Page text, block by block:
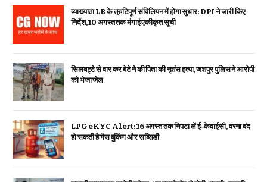
व्याख्याता LB के त्रुटिपूर्ण संविलियन में होगा सुधार: DPI ने जारी किए
निर्देश, 10 अगस्त तक मंगाई एकीकृत सूची
सिलबट्टे से वार कर बेटे ने की पिता की नृशंस हत्या, जशपुर पुलिस ने आरोपी
को भेजा जेल
LPG eKYC Alert: 16 अगस्त तक निपटा लें ई-केवाईसी, वरना बंद
हो सकती है गैस बुकिंग और सब्सिडी